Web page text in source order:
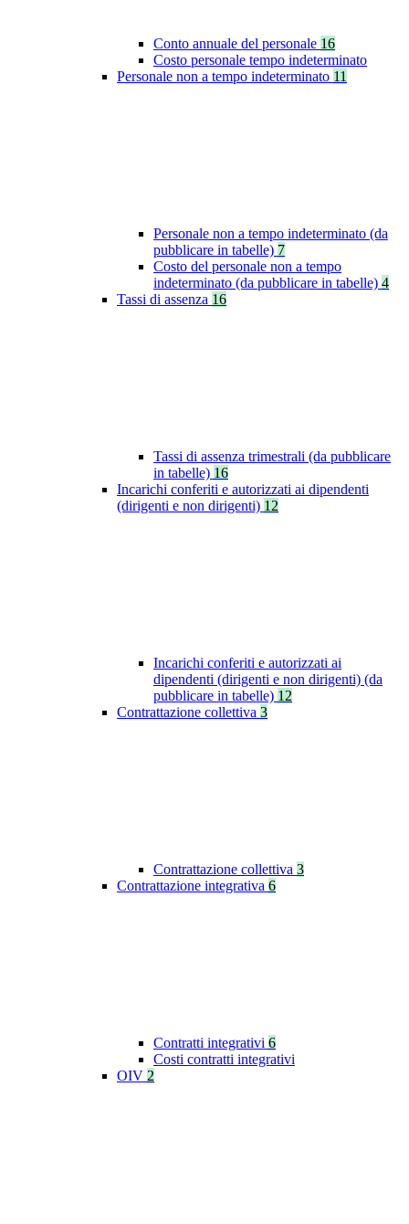
Conto annuale del personale 16
Costo personale tempo indeterminato
Personale non a tempo indeterminato 11
Personale non a tempo indeterminato (da
pubblicare in tabelle) 7
Costo del personale non a tempo
indeterminato (da pubblicare in tabelle) 4
Tassi di assenza 16
Tassi di assenza trimestrali (da pubblicare
in tabelle) 16
Incarichi conferiti e autorizzati ai dipendenti
(dirigenti e non dirigenti) 12
Incarichi conferiti e autorizzati ai
dipendenti (dirigenti e non dirigenti) (da
pubblicare in tabelle) 12
Contrattazione collettiva 3
Contrattazione collettiva 3
Contrattazione integrativa 6
Contratti integrativi 6
Costi contratti integrativi
OIV 2